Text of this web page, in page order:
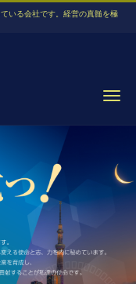
いる会社です。経営の真髄を極